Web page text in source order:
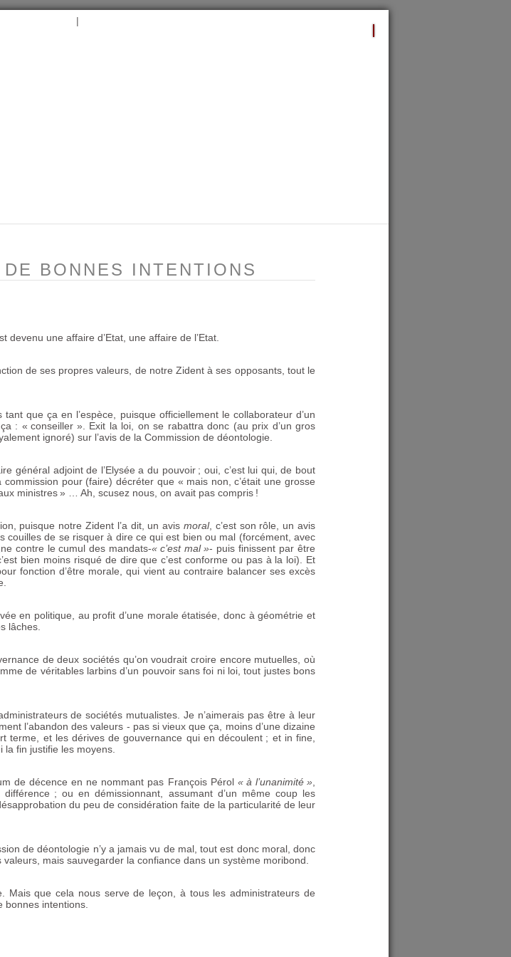
|
BONNES INTENTIONS
devenu une affaire d’Etat, une affaire de l’Etat.
de ses propres valeurs, de notre Zident à ses opposants, tout le
que ça en l’espèce, puisque officiellement le collaborateur d’un
: « conseiller ». Exit la loi, on se rabattra donc (au prix d’un gros
ignoré) sur l’avis de la Commission de déontologie.
général adjoint de l’Elysée a du pouvoir ; oui, c’est lui qui, de bout
pour (faire) décréter que « mais non, c’était une grosse
ministres» … Ah, scusez nous, on avait pas compris !
puisque notre Zident l’a dit, un avis moral, c’est son rôle, un avis
couilles de se risquer à dire ce qui est bien ou mal (forcément, avec
contre le cumul des mandats-« c’est mal »- puis finissent par être
bien moins risqué de dire que c’est conforme ou pas à la loi). Et
fonction d’être morale, qui vient au contraire balancer ses excès
en politique, au profit d’une morale étatisée, donc à géométrie et
lâches.
de deux sociétés qu’on voudrait croire encore mutuelles, où
de véritables larbins d’un pouvoir sans foi ni loi, tout justes bons
de sociétés mutualistes. Je n’aimerais pas être à leur
l’abandon des valeurs - pas si vieux que ça, moins d’une dizaine
terme, et les dérives de gouvernance qui en découlent ; et in fine,
la fin justifie les moyens.
de décence en ne nommant pas François Pérol « à l’unanimité »,
; ou en démissionnant, assumant d’un même coup les
du peu de considération faite de la particularité de leur
de déontologie n’y a jamais vu de mal, tout est donc moral, donc
valeurs, mais sauvegarder la confiance dans un système moribond.
Mais que cela nous serve de leçon, à tous les administrateurs de
bonnes intentions.